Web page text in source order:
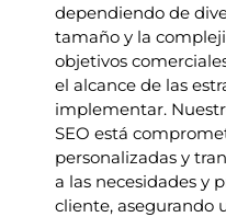
dependiendo de
tamaño y la
objetivos
el alcance de las
implementar.
SEO está
personalizadas y
a las necesidades y
cliente, asegurando